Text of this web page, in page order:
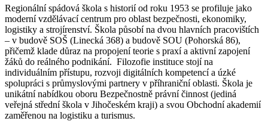
Regionální spádová škola s historií od roku 1953 se profiluje jako
moderní vzdělávací centrum pro oblast bezpečnosti, ekonomiky,
logistiky a strojírenství. Škola působí na dvou hlavních pracovištích
– v budově SOŠ (Linecká 368) a budově SOU (Pohorská 86),
přičemž klade důraz na propojení teorie s praxí a aktivní zapojení
žáků do reálného podnikání. Filozofie instituce stojí na
individuálním přístupu, rozvoji digitálních kompetencí a úzké
spolupráci s průmyslovými partnery v příhraniční oblasti. Škola je
unikátní nabídkou oboru Bezpečnostně právní činnost (jediná
veřejná střední škola v Jihočeském kraji) a svou Obchodní akademií
zaměřenou na logistiku a turismus.